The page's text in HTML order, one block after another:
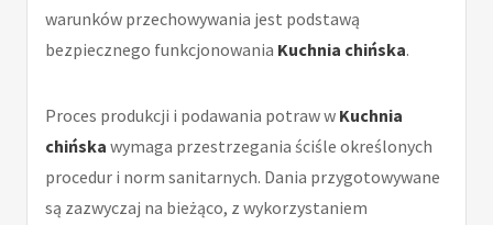
warunków przechowywania jest podstawą
bezpiecznego funkcjonowania Kuchnia chińska.
Proces produkcji i podawania potraw w Kuchnia
chińska wymaga przestrzegania ściśle określonych
procedur i norm sanitarnych. Dania przygotowywane
są zazwyczaj na bieżąco, z wykorzystaniem